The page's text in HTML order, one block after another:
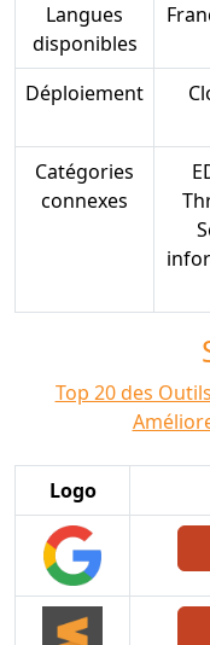
Langues
disponibles
Déploiement
Catégories
connexes
Top 20 des
Logo